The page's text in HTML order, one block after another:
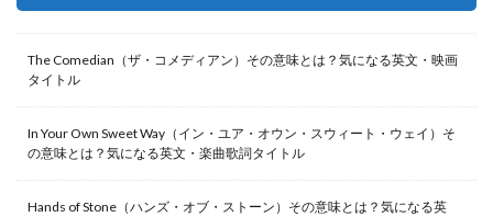
The Comedian（ザ・コメディアン）その意味とは？気になる英文・映画
タイトル
In Your Own Sweet Way（イン・ユア・オウン・スウィート・ウェイ）そ
の意味とは？気になる英文・楽曲歌詞タイトル
Hands of Stone（ハンズ・オブ・ストーン）その意味とは？気になる英